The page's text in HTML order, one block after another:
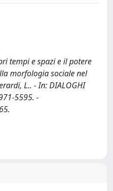
tempi e spazi e il potere
morfologia sociale nel
L.. - In: DIALOGHI
5595. -